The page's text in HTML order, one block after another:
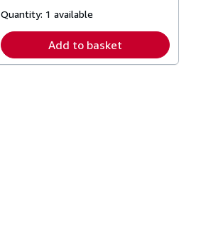
shipping
Quantity: 1 available
Add to basket